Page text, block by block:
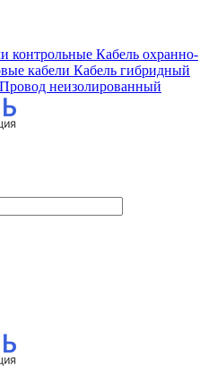
контрольные Кабель охранно-
кабели Кабель гибридный
Провод неизолированный